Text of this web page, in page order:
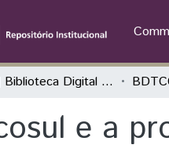
UNILA | Biblioteca Digital de Trabalhos de Conclusão de Curso
e a